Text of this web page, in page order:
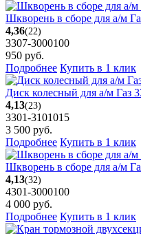
Шкворень в сборе для а/м
4,36(22)
3307-3000100
950 руб.
Подробнее Купить в 1 клик
Диск колесный для а/м Газ
4,13(23)
3301-3101015
3 500 руб.
Подробнее Купить в 1 клик
Шкворень в сборе для а/м
4,13(32)
4301-3000100
4 000 руб.
Подробнее Купить в 1 клик